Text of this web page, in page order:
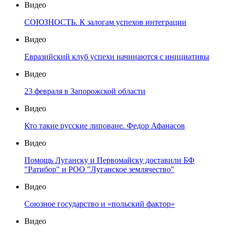
Видео
СОЮЗНОСТЬ. К залогам успехов интеграции
Видео
Евразийский клуб успехи начинаются с инициативы
Видео
23 февраля в Запорожской области
Видео
Кто такие русские липоване. Федор Афанасов
Видео
Помощь Луганску и Первомайску доставили БФ
"Ратибор" и РОО "Луганское землячество"
Видео
Союзное государство и «польский фактор»
Видео